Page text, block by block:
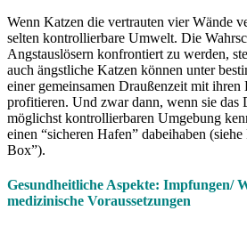
Wenn Katzen die vertrauten vier Wände
selten kontrollierbare Umwelt. Die
Angstauslösern konfrontiert zu werden,
auch ängstliche Katzen können unter
einer gemeinsamen Draußenzeit mit ihren
profitieren. Und zwar dann, wenn sie das
möglichst kontrollierbaren Umgebung
einen “sicheren Hafen” dabeihaben
Box”).
Gesundheitliche Aspekte: Impfungen/
medizinische Voraussetzungen